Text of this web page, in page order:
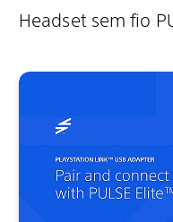
Headset sem fio